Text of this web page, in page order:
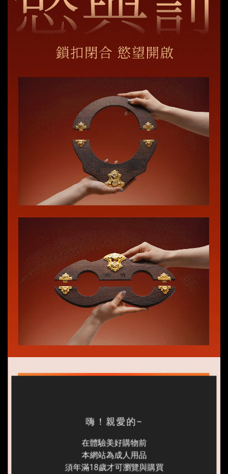
嗨！親愛的~
在體驗美好購物前
本網站為成人用品
須年滿18歲才可瀏覽與購買